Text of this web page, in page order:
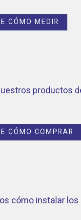
CÓMO MEDIR
productos
CÓMO COMPRAR
cómo instalar